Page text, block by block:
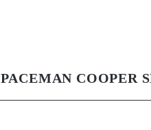
PACEMAN COOPER